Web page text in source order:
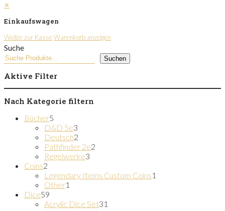
✕
Einkaufswagen
Weiter zur KasseWarenkorb anzeigen
Suche
Suchen
Aktive Filter
Nach Kategorie filtern
Bücher5
Produkte
D&D 5e3
Produkte
Deutsch2
Produkte
Pathfinder 2e2
Regelwerke3
Coins2
Produkte
Legendary Items Custom Coins1
Other1
Dice59
Produkte
Acrylic Dice Set31